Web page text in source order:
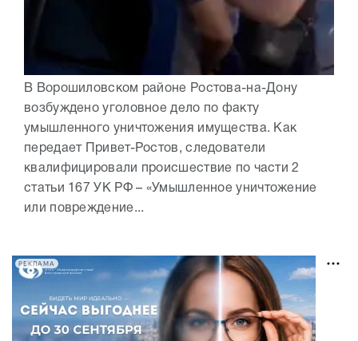
В Ворошиловском районе Ростова-на-Дону
возбуждено уголовное дело по факту
умышленного уничтожения имущества. Как
передает Привет-Ростов, следователи
квалифицировали происшествие по части 2
статьи 167 УК РФ – «Умышленное уничтожение
или повреждение...
РЕКЛАМА